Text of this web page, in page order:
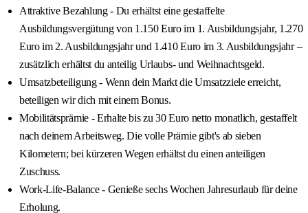
Attraktive Bezahlung - Du erhältst eine gestaffelte
Ausbildungsvergütung von 1.150 Euro im 1. Ausbildungsjahr, 1.270
Euro im 2. Ausbildungsjahr und 1.410 Euro im 3. Ausbildungsjahr –
zusätzlich erhältst du anteilig Urlaubs- und Weihnachtsgeld.
Umsatzbeteiligung - Wenn dein Markt die Umsatzziele erreicht,
beteiligen wir dich mit einem Bonus.
Mobilitätsprämie - Erhalte bis zu 30 Euro netto monatlich, gestaffelt
nach deinem Arbeitsweg. Die volle Prämie gibt's ab sieben
Kilometern; bei kürzeren Wegen erhältst du einen anteiligen
Zuschuss.
Work-Life-Balance - Genieße sechs Wochen Jahresurlaub für deine
Erholung.